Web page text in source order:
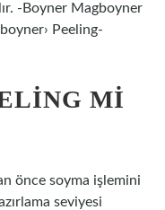
-Boyner Magboyner
Peeling-
MI
önce soyma işlemini
seviyesi